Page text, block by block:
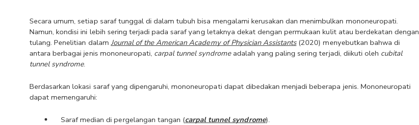
Secara umum, setiap saraf tunggal di dalam tubuh bisa mengalami kerusakan dan menimbulkan mononeuropati.
Namun, kondisi ini lebih sering terjadi pada saraf yang letaknya dekat dengan permukaan kulit atau berdekatan dengan
tulang. Penelitian dalam Journal of the American Academy of Physician Assistants (2020) menyebutkan bahwa di
antara berbagai jenis mononeuropati, carpal tunnel syndrome adalah yang paling sering terjadi, diikuti oleh cubital
tunnel syndrome.
Berdasarkan lokasi saraf yang dipengaruhi, mononeuropati dapat dibedakan menjadi beberapa jenis. Mononeuropati
dapat memengaruhi:
Saraf median di pergelangan tangan (carpal tunnel syndrome).